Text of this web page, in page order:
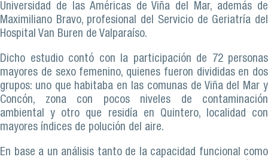
Universidad de las Américas de Viña del Mar, además de
Maximiliano Bravo, profesional del Servicio de Geriatría del
Hospital Van Buren de Valparaíso.
Dicho estudio contó con la participación de 72 personas
mayores de sexo femenino, quienes fueron divididas en dos
grupos: uno que habitaba en las comunas de Viña del Mar y
Concón, zona con pocos niveles de contaminación
ambiental y otro que residía en Quintero, localidad con
mayores índices de polución del aire.
En base a un análisis tanto de la capacidad funcional como